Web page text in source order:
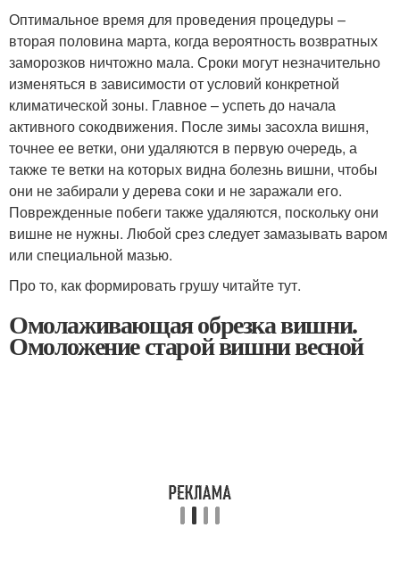
Оптимальное время для проведения процедуры –
вторая половина марта, когда вероятность возвратных
заморозков ничтожно мала. Сроки могут незначительно
изменяться в зависимости от условий конкретной
климатической зоны. Главное – успеть до начала
активного сокодвижения. После зимы засохла вишня,
точнее ее ветки, они удаляются в первую очередь, а
также те ветки на которых видна болезнь вишни, чтобы
они не забирали у дерева соки и не заражали его.
Поврежденные побеги также удаляются, поскольку они
вишне не нужны. Любой срез следует замазывать варом
или специальной мазью.
Про то, как формировать грушу читайте тут.
Омолаживающая обрезка вишни.
Омоложение старой вишни весной